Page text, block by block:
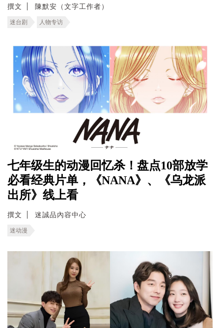
撰文 陳默安（文字工作者）
迷台剧 人物专访
七年级生的动漫回忆杀！盘点10部放学
必看经典片单，《NANA》、《乌龙派
出所》线上看
撰文 迷誠品內容中心
迷动漫